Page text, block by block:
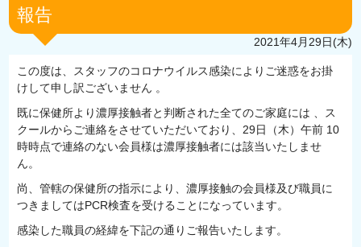
報告
2021年4月29日(木)
この度は、スタッフのコロナウイルス感染によりご迷惑をお掛
けして申し訳ございません 。
既に保健所より濃厚接触者と判断された全てのご家庭には 、ス
クールからご連絡をさせていただいており、29日（木）午前 10
時時点で連絡のない会員様は濃厚接触者には該当いたしませ
ん。
尚、管轄の保健所の指示により、濃厚接触の会員様及び職員に
つきましてはPCR検査を受けることになっています。
感染した職員の経緯を下記の通りご報告いたします。